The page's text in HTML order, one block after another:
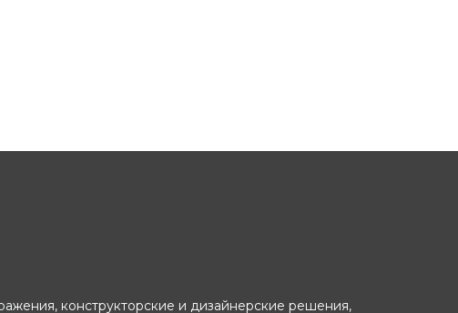
конструкторские и дизайнерские решения,